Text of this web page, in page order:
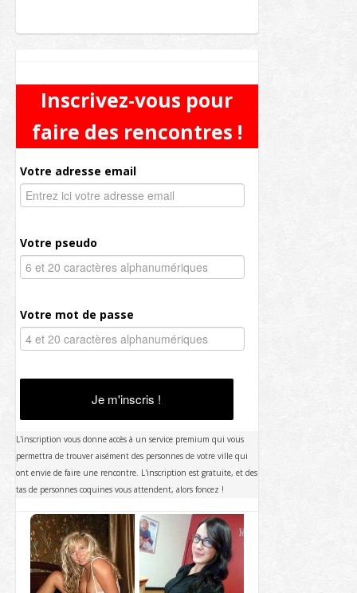
Inscrivez-vous pour
faire des rencontres !
Votre adresse email
Votre pseudo
Votre mot de passe
Je m'inscris !
L'inscription vous donne accès à un service premium qui vous
permettra de trouver aisément des personnes de votre ville qui
ont envie de faire une rencontre. L'inscription est gratuite, et des
tas de personnes coquines vous attendent, alors foncez !